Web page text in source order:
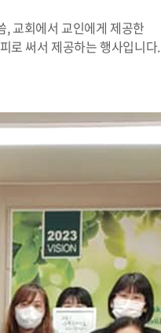
교회에서 교인에게 제공한
로 써서 제공하는 행사입니다.